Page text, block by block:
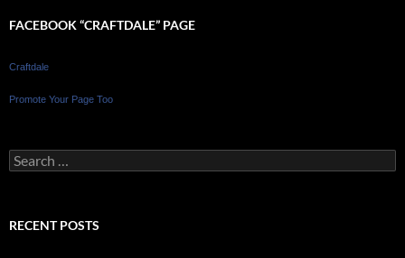
FACEBOOK “CRAFTDALE” PAGE
Craftdale
Promote Your Page Too
Search
for:
RECENT POSTS